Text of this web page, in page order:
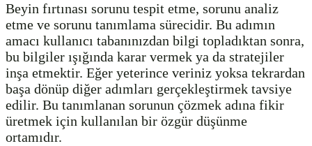
Beyin fırtınası sorunu tespit etme, sorunu analiz
etme ve sorunu tanımlama sürecidir. Bu adımın
amacı kullanıcı tabanınızdan bilgi topladıktan sonra,
bu bilgiler ışığında karar vermek ya da stratejiler
inşa etmektir. Eğer yeterince veriniz yoksa tekrardan
başa dönüp diğer adımları gerçekleştirmek tavsiye
edilir. Bu tanımlanan sorunun çözmek adına fikir
üretmek için kullanılan bir özgür düşünme
ortamıdır.